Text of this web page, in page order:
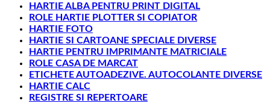
HARTIE ALBA PENTRU PRINT DIGITAL
ROLE HARTIE PLOTTER SI COPIATOR
HARTIE FOTO
HARTIE SI CARTOANE SPECIALE DIVERSE
HARTIE PENTRU IMPRIMANTE MATRICIALE
ROLE CASA DE MARCAT
ETICHETE AUTOADEZIVE. AUTOCOLANTE DIVERSE
HARTIE CALC
REGISTRE SI REPERTOARE